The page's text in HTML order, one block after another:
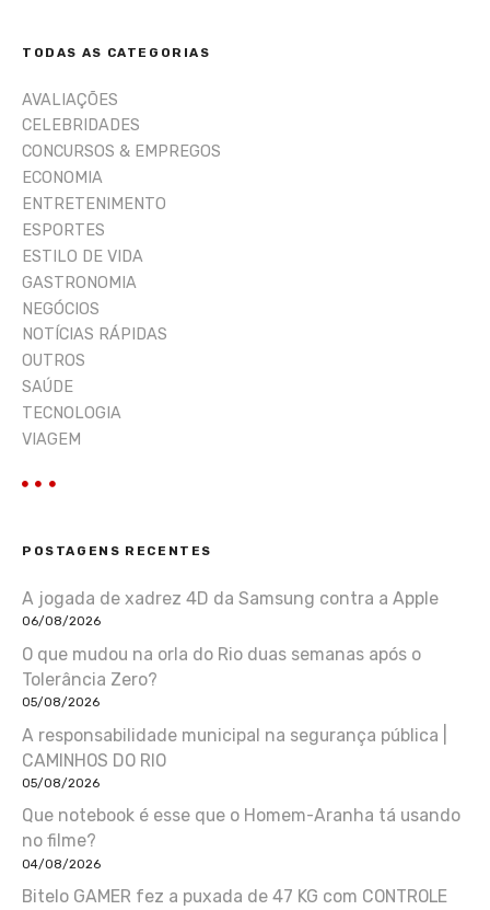
s
r
TODAS AS CATEGORIAS
AVALIAÇÕES
CELEBRIDADES
CONCURSOS & EMPREGOS
ECONOMIA
ENTRETENIMENTO
ESPORTES
ESTILO DE VIDA
GASTRONOMIA
NEGÓCIOS
NOTÍCIAS RÁPIDAS
OUTROS
SAÚDE
TECNOLOGIA
VIAGEM
POSTAGENS RECENTES
A jogada de xadrez 4D da Samsung contra a Apple
06/08/2026
O que mudou na orla do Rio duas semanas após o
Tolerância Zero?
05/08/2026
A responsabilidade municipal na segurança pública |
CAMINHOS DO RIO
05/08/2026
Que notebook é esse que o Homem-Aranha tá usando
no filme?
04/08/2026
Bitelo GAMER fez a puxada de 47 KG com CONTROLE